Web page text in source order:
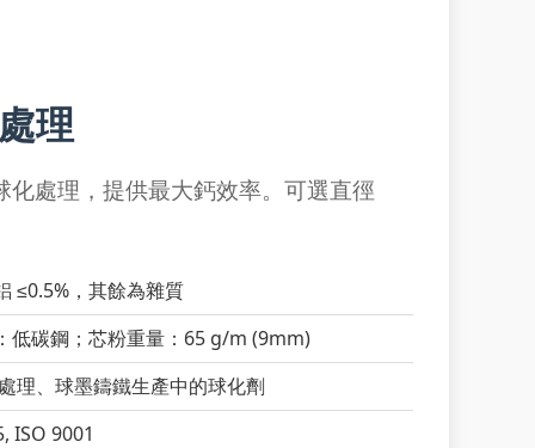
理
處理，提供最大鈣效率。可選直徑
≤0.5%，其餘為雜質
低碳鋼；芯粉重量：65 g/m (9mm)
理、球墨鑄鐵生產中的球化劑
ISO 9001